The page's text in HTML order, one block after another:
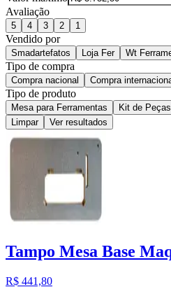
Avaliação
5 4 3 2 1
Vendido por
Smadartefatos Loja Fer Wt
Tipo de compra
Compra nacional Compra
Tipo de produto
Mesa para Ferramentas Kit de
Limpar
Ver resultados
Tampo Mesa Base
R$ 441,80